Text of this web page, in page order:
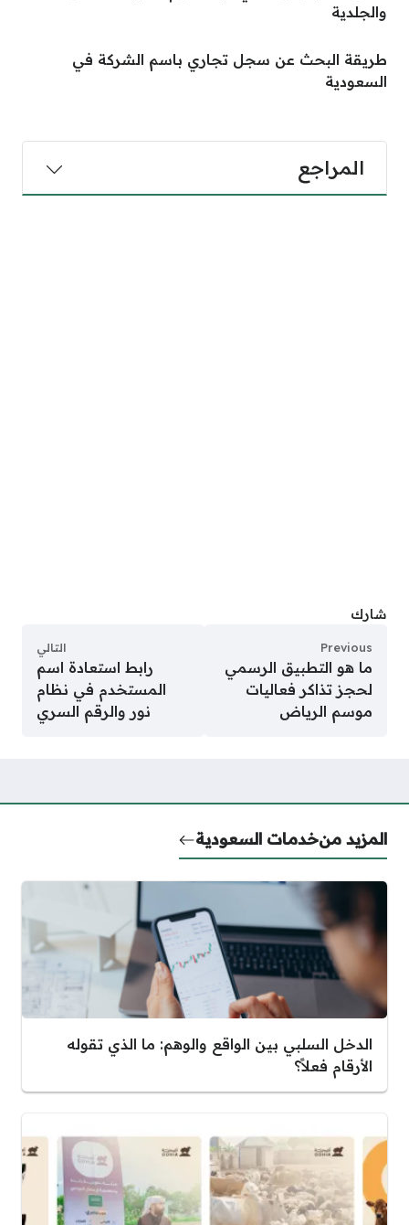
والجلدية
طريقة البحث عن سجل تجاري باسم الشركة في
السعودية
المراجع
شارك
Previous
ما هو التطبيق الرسمي
لحجز تذاكر فعاليات
موسم الرياض
التالي
رابط استعادة اسم
المستخدم في نظام
نور والرقم السري
المزيد منخدمات السعودية
الدخل السلبي بين الواقع والوهم: ما الذي تقوله
الأرقام فعلاً؟